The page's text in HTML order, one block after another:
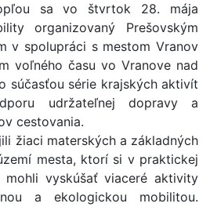
sa vo štvrtok 28. mája
organizovaný Prešovským
v spolupráci s mestom Vranov
voľného času vo Vranove nad
súčasťou série krajských aktivít
udržateľnej dopravy a
cestovania.
žiaci materských a základných
mesta, ktorí si v praktickej
vyskúšať viaceré aktivity
a ekologickou mobilitou.